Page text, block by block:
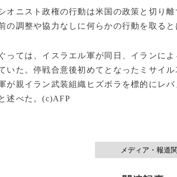
オニスト政権の行動は米国の政策と切り
の調整や協力なしに何らかの行動を取る
っては、イスラエル軍が同日、イランに
いた。停戦合意後初めてとなったミサイ
が親イラン武装組織ヒズボラを標的にレ
述べた。(c)AFP
メディア・報道